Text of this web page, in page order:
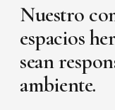
Nuestro
espacios
sean
ambiente.